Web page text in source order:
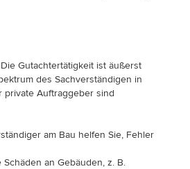
Gutachtertätigkeit ist äußerst
des Sachverständigen in
private Auftraggeber sind
am Bau helfen Sie, Fehler
an Gebäuden, z. B.